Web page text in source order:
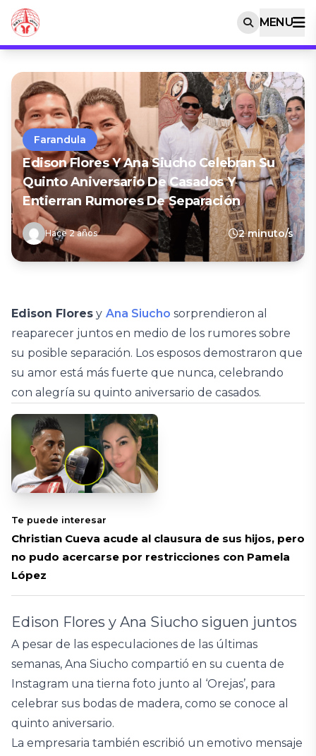
MENU
Farandula
Edison Flores Y Ana Siucho Celebran Su
Quinto Aniversario De Casados Y
Entierran Rumores De Separación
Hace 2 años 2 minuto/s
Edison Flores y Ana Siucho sorprendieron al
reaparecer juntos en medio de los rumores sobre
su posible separación. Los esposos demostraron que
su amor está más fuerte que nunca, celebrando
con alegría su quinto aniversario de casados.
Te puede interesar
Christian Cueva acude al clausura de sus hijos, pero
no pudo acercarse por restricciones con Pamela
López
Edison Flores y Ana Siucho siguen juntos
A pesar de las especulaciones de las últimas
semanas, Ana Siucho compartió en su cuenta de
Instagram una tierna foto junto al ‘Orejas’, para
celebrar sus bodas de madera, como se conoce al
quinto aniversario.
La empresaria también escribió un emotivo mensaje